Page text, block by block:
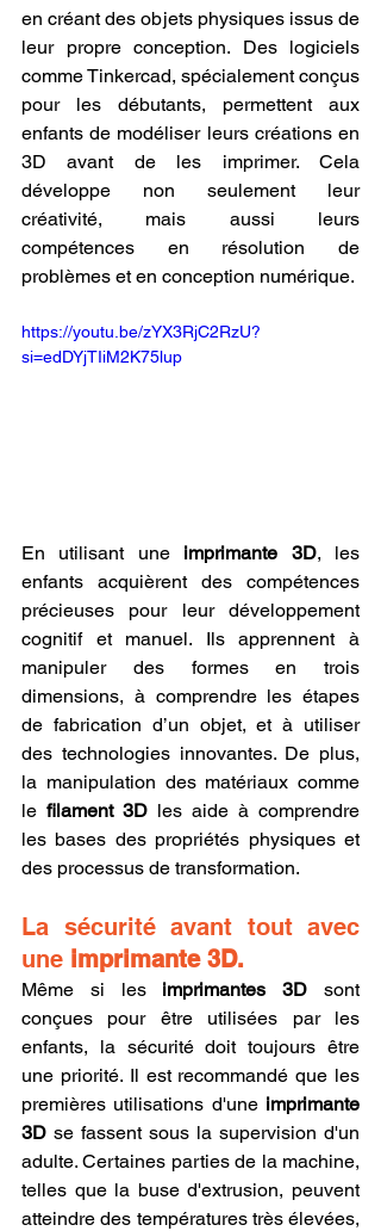
en créant des objets physiques issus de
leur propre conception. Des logiciels
comme Tinkercad, spécialement conçus
pour les débutants, permettent aux
enfants de modéliser leurs créations en
3D avant de les imprimer. Cela
développe non seulement leur
créativité, mais aussi leurs
compétences en résolution de
problèmes et en conception numérique.
https://youtu.be/zYX3RjC2RzU?
si=edDYjTIiM2K75lup
En utilisant une imprimante 3D, les
enfants acquièrent des compétences
précieuses pour leur développement
cognitif et manuel. Ils apprennent à
manipuler des formes en trois
dimensions, à comprendre les étapes
de fabrication d’un objet, et à utiliser
des technologies innovantes. De plus,
la manipulation des matériaux comme
le filament 3D les aide à comprendre
les bases des propriétés physiques et
des processus de transformation.
La sécurité avant tout avec
une imprimante 3D.
Même si les imprimantes 3D sont
conçues pour être utilisées par les
enfants, la sécurité doit toujours être
une priorité. Il est recommandé que les
premières utilisations d'une imprimante
3D se fassent sous la supervision d'un
adulte. Certaines parties de la machine,
telles que la buse d'extrusion, peuvent
atteindre des températures très élevées,